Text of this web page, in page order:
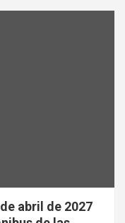
abril de 2027